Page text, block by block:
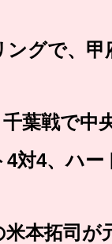
グで、
葉戦で中
対4、ハ
本拓司が